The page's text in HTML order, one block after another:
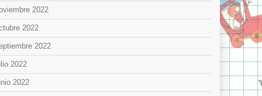
2022
2022
2022
2022
2022